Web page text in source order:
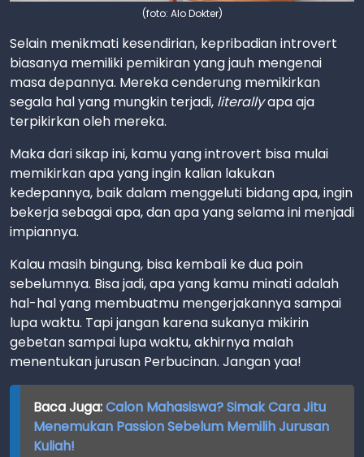
(foto: Alo Dokter)
Selain menikmati kesendirian, kepribadian introvert
biasanya memiliki pemikiran yang jauh mengenai
masa depannya. Mereka cenderung memikirkan
segala hal yang mungkin terjadi, literallyapa aja
terpikirkan oleh mereka.
Maka dari sikap ini, kamu yang introvert bisa mulai
memikirkan apa yang ingin kalian lakukan
kedepannya, baik dalam menggeluti bidang apa, ingin
bekerja sebagai apa, dan apa yang selama ini menjadi
impiannya.
Kalau masih bingung, bisa kembali ke dua poin
sebelumnya. Bisa jadi, apa yang kamu minati adalah
hal-hal yang membuatmu mengerjakannya sampai
lupa waktu. Tapi jangan karena sukanya mikirin
gebetan sampai lupa waktu, akhirnya malah
menentukan jurusan Perbucinan. Jangan yaa!
Baca Juga:Calon Mahasiswa? Simak Cara Jitu
Menemukan Passion Sebelum Memilih Jurusan
Kuliah!